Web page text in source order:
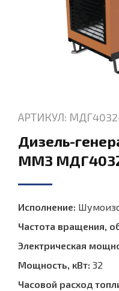
АРТИКУЛ:
Дизель-
ММЗ
Исполнение:
Частота вращения,
Электрическая
Мощность, кВт: 32
Часовой расход